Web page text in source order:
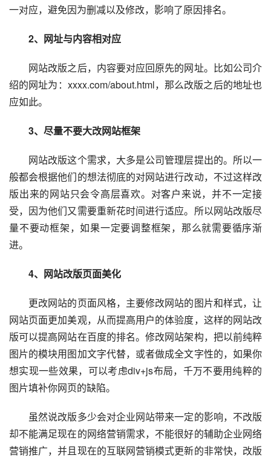
一对应，避免因为删减以及修改，影响了原因排名。
2、网址与内容相对应
网站改版之后，内容要对应回原先的网址。比如公司介
绍的网址为：xxxx.com/about.html，那么改版之后的地址也
应如此。
3、尽量不要大改网站框架
网站改版这个需求，大多是公司管理层提出的。所以一
般都会根据他们的想法彻底的对网站进行改动，不过这样改
版出来的网站只会令高层喜欢。对客户来说，并不一定接
受，因为他们又需要重新花时间进行适应。所以网站改版尽
量不要动框架，如果一定要调整框架，那么就需要循序渐
进。
4、网站改版页面美化
更改网站的页面风格，主要修改网站的图片和样式，让
网站页面更加美观，从而提高用户的体验度，这样的网站改
版可以提高网站在百度的排名。修改网站架构，把以前纯粹
图片的模块用图加文字代替，或者做成全文字性的，如果你
想实现一些效果，可以考虑div+js布局，千万不要用纯粹的
图片填补你网页的缺陷。
虽然说改版多少会对企业网站带来一定的影响，不改版
却不能满足现在的网络营销需求，不能很好的辅助企业网络
营销推广，并且现在的互联网营销模式更新的非常快，改版